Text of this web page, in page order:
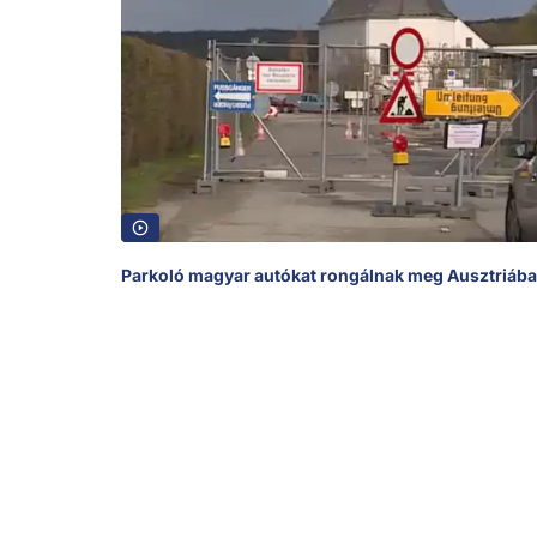
Parkoló magyar autókat rongálnak meg